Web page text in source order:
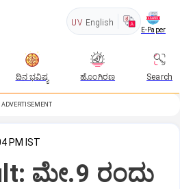
UV English
E-Paper
ದಿನ ಭವಿಷ್ಯ ಹೊಂಗಿರಣ Search
ADVERTISEMENT
PM IST
ಮೇ.9 ರಂದು